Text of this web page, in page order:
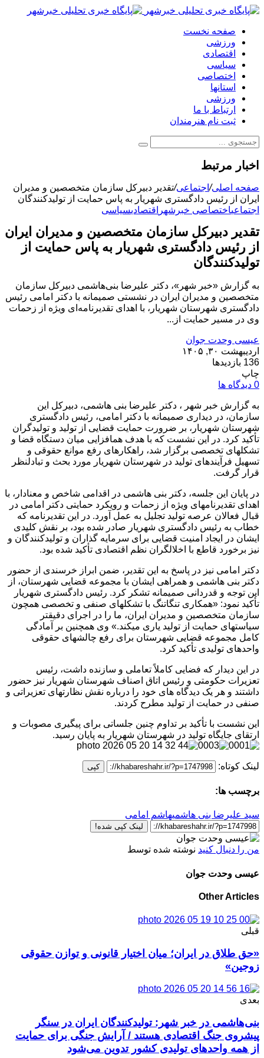
صفحه نخست
ورزشی
اقتصادی
سیاسی
اختصاصی
استانها
ورزشی
ارتباط با ما
ثبت نام هنرمندان
اخبار مرتبط
صفحه اصلی/اجتماعی/تقدیر دبیرکل سازمان متخصصین و مدیران
ایران از رئیس دادگستری شهریار به پاس حمایت از تولیدکنندگان
اجتماعیاختصاصی خبرشهر اقتصادیسیاسی
تقدیر دبیرکل سازمان متخصصین و مدیران ایران
از رئیس دادگستری شهریار به پاس حمایت از
تولیدکنندگان
به گزارش «خبر شهر»، دکتر علیرضا بنی‌هاشمی دبیرکل سازمان
متخصصین و مدیران ایران در نشستی صمیمانه با دکتر امامی رئیس
دادگستری شهرستان شهریار، با اهدای تقدیرنامه‌ای ویژه از زحمات
وی در مسیر حمایت از...
عیسی وحدت جوان
اردیبهشت ۳۰, ۱۴۰۵
136 بازدیدها
چاپ
0 دیدگاه ها
به گزارش خبر شهر ، دکتر علیرضا بنی هاشمی، دبیرکل این
سازمان، در دیداری صمیمانه با دکتر امامی، رئیس دادگستری
شهرستان شهریار، بر ضرورت حمایت قضایی از تولید و تولیدگران
تأکید کرد. در این نشست که با هدف همافزایی میان دستگاه قضا و
تشکلهای تخصصی برگزار شد، راهکارهای رفع موانع حقوقی و
تسهیل فرآیندهای تولید در شهرستان شهریار مورد بحث و تبادلنظر
قرار گرفت.
در پایان این جلسه، دکتر بنی هاشمی در اقدامی شاخص و معنادار، با
اهدای تقدیرنامهای ویژه از زحمات و رویکرد حمایتی دکتر امامی در
قبال فعالان عرصه تولید تجلیل به عمل آورد. در این تقدیرنامه که
خطاب به رئیس دادگستری شهریار صادر شده بود، بر نقش کلیدی
ایشان در ایجاد امنیت قضایی برای سرمایه گذاران و تولیدکنندگان و
نیز برخورد قاطع با اخلالگران نظم اقتصادی تأکید شده بود.
دکتر امامی نیز در پاسخ به این تقدیر، ضمن ابراز خرسندی از حضور
دکتر بنی هاشمی و همراهی ایشان با مجموعه قضایی شهرستان، از
این توجه و قدردانی صمیمانه تشکر کرد. رئیس دادگستری شهریار
تأکید نمود: «همکاری تنگاتنگ با تشکلهای صنفی و تخصصی همچون
سازمان متخصصین و مدیران ایران، ما را در اجرای دقیقتر
سیاستهای حمایت از تولید یاری میکند.» وی همچنین بر آمادگی
کامل مجموعه قضایی شهرستان برای رفع چالشهای حقوقی
واحدهای تولیدی تأکید کرد.
در این دیدار که فضایی کاملاً تعاملی و سازنده داشت، رئیس
تعزیرات حکومتی و رئیس اتاق اصناف شهرستان شهریار نیز حضور
داشتند و هر یک دیدگاه های خود را درباره نقش نظارتهای تعزیراتی و
صنفی در حمایت از تولید مطرح کردند.
این نشست با تأکید بر تداوم چنین جلساتی برای پیگیری مصوبات و
ارتقای جایگاه تولید در شهرستان شهریار به پایان رسید.
لینک کوتاه: کپی
برچسب ها:
سید علیرضا بنی هاشمیهاشم امامی
لینک کپی شده!
من را دنبال کنید نوشته شده توسط
عیسی وحدت جوان
Other Articles
قبلی
«حق طلاق در ایران؛ میان اختیار قانونی و توازن حقوقی
زوجین»
بعدی
بنی‌هاشمی در خبر شهر: تولیدکنندگان ایران در سنگر
پیشروی جنگ اقتصادی هستند / آرایش جنگی برای حمایت
از همه واحدهای تولیدی کشور تدوین می‌شود